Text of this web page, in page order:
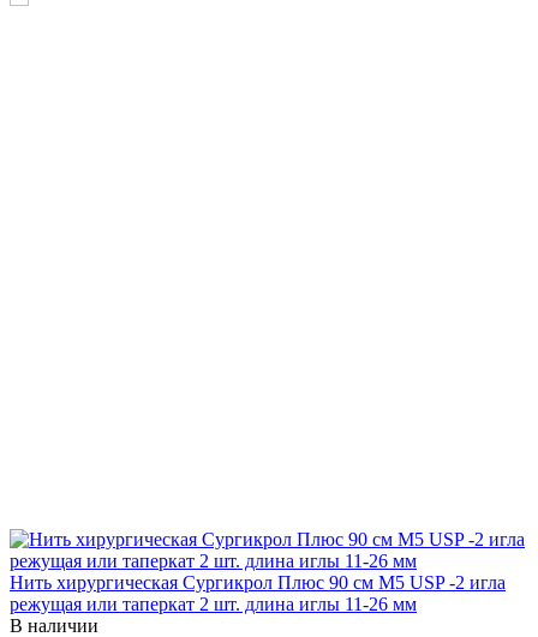
Нить хирургическая Сургикрол Плюс 90 см М5 USP -2 игла
режущая или таперкат 2 шт. длина иглы 11-26 мм
В наличии